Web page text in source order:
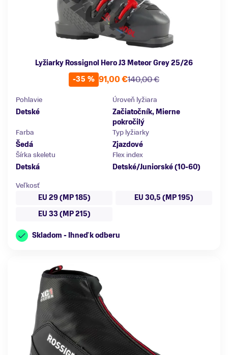
Lyžiarky Rossignol Hero J3 Meteor Grey 25/26
-35 %
140,00 €
91,00 €
Pohlavie
Detské
Úroveň lyžiara
Začiatočník, Mierne
pokročilý
Farba
Šedá
Typ lyžiarky
Zjazdové
Šírka skeletu
Detská
Flex index
Detské/Juniorské (10-60)
Veľkosť
EU 29 (MP 185)
EU 30,5 (MP 195)
EU 33 (MP 215)
Skladom - Ihneď k odberu